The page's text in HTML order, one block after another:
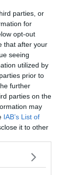
parties, or
for
opt-out
that after your
seeing
utilized by
prior to
further
parties on the
may
IAB’s List of
it to other
en bout un vrai
de
des couleurs
le rendre
dans les
à la main